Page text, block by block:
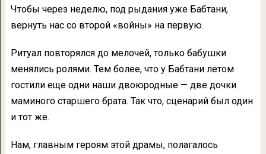
Чтобы через неделю, под рыдания уже Бабтани,
вернуть нас со второй «войны» на первую.
Ритуал повторялся до мелочей, только бабушки
менялись ролями. Тем более, что у Бабтани летом
гостили еще одни наши двоюродные — две дочки
маминого старшего брата. Так что, сценарий был один
и тот же.
Нам, главным героям этой драмы, полагалось